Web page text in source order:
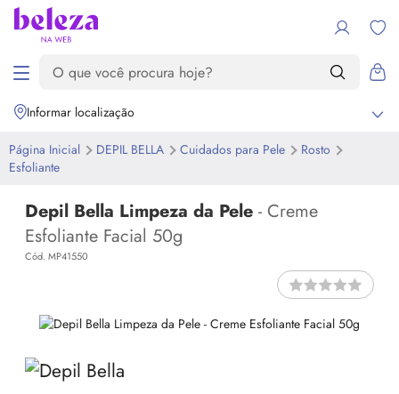
Informar localização
Página Inicial DEPIL BELLA Cuidados para Pele
Rosto
Esfoliante
Depil Bella Limpeza da Pele - Creme
Esfoliante Facial 50g
Cód. MP41550